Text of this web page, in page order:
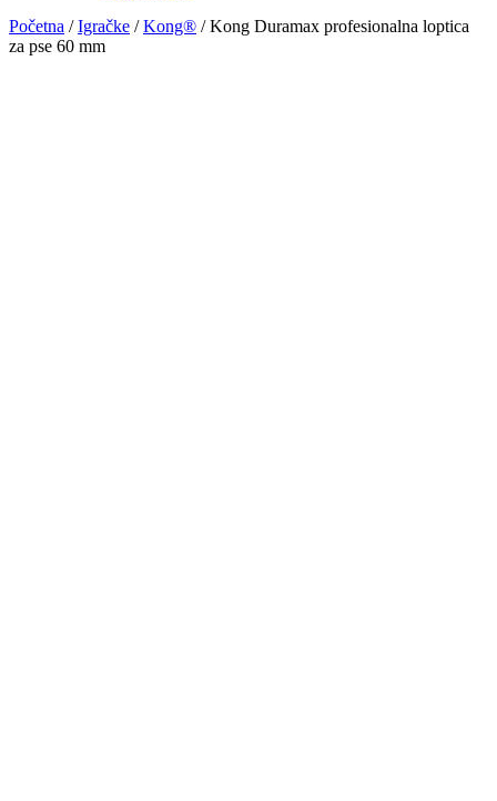
Početna /Igračke /Kong® / Kong Duramax profesionalna loptica
za pse 60 mm